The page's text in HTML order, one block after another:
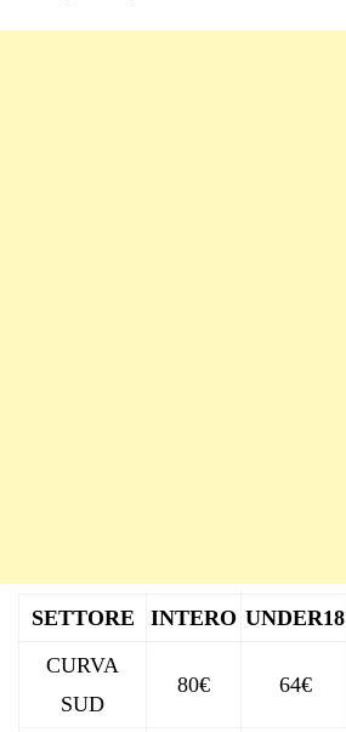
SETTORE INTERO UNDER18
CURVA
SUD
80€ 64€